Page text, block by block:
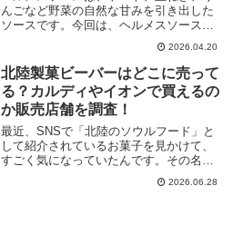
んごなど野菜の自然な甘みを引き出した
ソースです。今回は、ヘルメスソースが
どこで手に入るのか、身近な店舗を中心
に最新の販売店を調査しました。ヘルメ
スソースが買える店舗一覧店舗販売状況
ドラッグストア△（要確認...
2026.04.20
北陸製菓ビーバーはどこに売って
る？カルディやイオンで買えるの
か販売店舗を調査！
最近、SNSで「北陸のソウルフード」と
して紹介されているお菓子を見かけて、
すごく気になっていたんです。その名も
「北陸製菓ビーバー」。サクサクの揚げ
あられで、一度食べたら止まらないって
2026.06.28